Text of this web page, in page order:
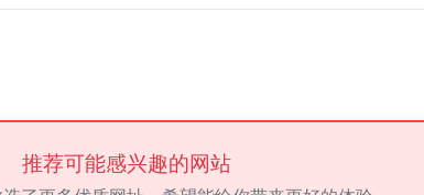
推荐可能感兴趣的网站